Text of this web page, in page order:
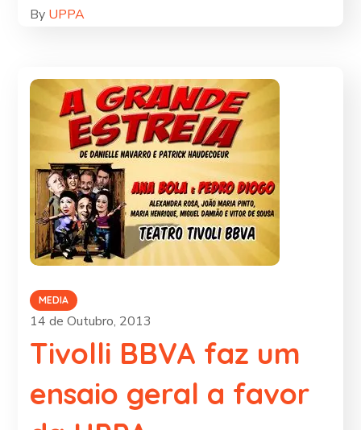
By UPPA
MEDIA
14 de Outubro, 2013
Tivolli BBVA faz um
ensaio geral a favor